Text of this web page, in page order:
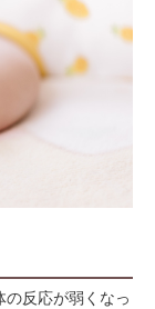
反応が弱くなっ